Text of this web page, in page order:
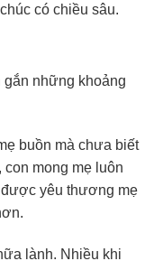
có chiều sâu.
gắn những khoảng
buồn mà chưa biết
mong mẹ luôn
được yêu thương mẹ
lành. Nhiều khi